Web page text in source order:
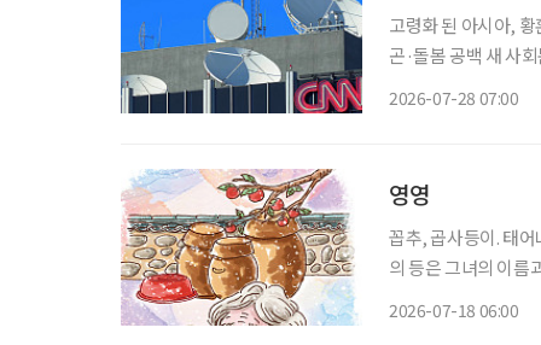
고령화 된 아시아,
곤·돌봄 공백 새 사회문제로 미국 CNN이 최근 한국과 일본을 비
2026-07-28 07:00
영영
꼽추, 곱사등이. 태어나 처음으로
의 등은 그녀의 이름
2026-07-18 06:00